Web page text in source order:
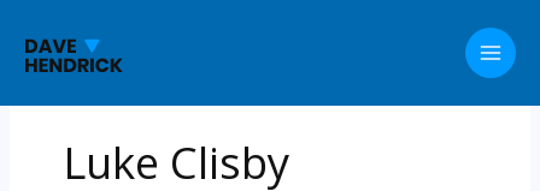
content
Luke Clisby